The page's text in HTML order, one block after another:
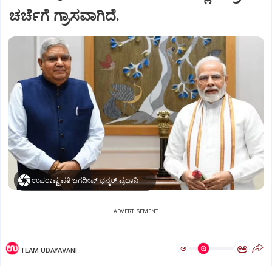
ಚರ್ಚೆಗೆ ಗ್ರಾಸವಾಗಿದೆ.
ಉಪರಾಷ್ಟ್ರಪತಿ ಜಗದೀಪ್‌ ಧನ್ಕರ್-ಪ್ರಧಾನಿ ಮೋದಿ
ADVERTISEMENT
TEAM UDAYAVANI ಅ ಅ